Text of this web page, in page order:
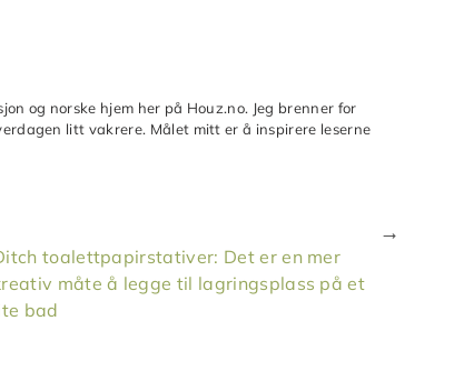
og norske hjem her på Houz.no. Jeg brenner for
litt vakrere. Målet mitt er å inspirere leserne
toalettpapirstativer: Det er en mer
måte å legge til lagringsplass på et
bad